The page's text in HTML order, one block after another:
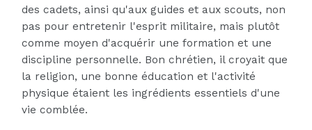
des cadets, ainsi qu'aux guides et aux scouts, non
pas pour entretenir l'esprit militaire, mais plutôt
comme moyen d'acquérir une formation et une
discipline personnelle. Bon chrétien, il croyait que
la religion, une bonne éducation et l'activité
physique étaient les ingrédients essentiels d'une
vie comblée.